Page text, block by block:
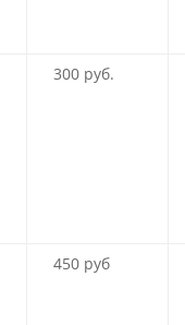
300 руб.
450 руб